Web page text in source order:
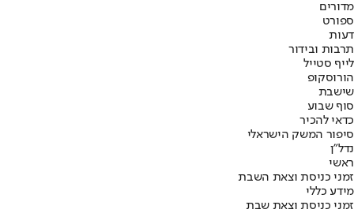
מדורים
ספורט
דעות
תרבות ובידור
לייף סטייל
הורוסקופ
שישבת
סוף שבוע
כדאי להכיר
סיפור המשק הישראלי
נדל"ן
ראשי
זמני כניסת וצאת השבת
מידע כללי
זמני כניסת וצאת שבת